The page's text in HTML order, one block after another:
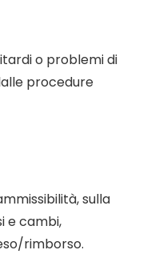
o problemi di
procedure
sulla
e cambi,
rimborso.